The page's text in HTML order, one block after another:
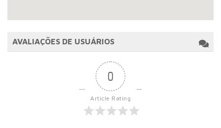
AVALIAÇÕES DE USUÁRIOS
0
Article Rating